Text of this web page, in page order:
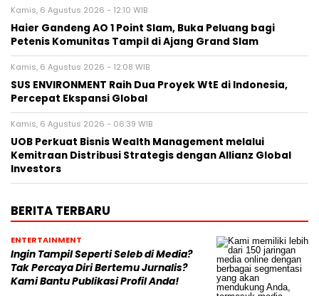
Kamis, 6 Agustus 2026 - 12:10 WIB
Haier Gandeng AO 1 Point Slam, Buka Peluang bagi
Petenis Komunitas Tampil di Ajang Grand Slam
Kamis, 6 Agustus 2026 - 12:08 WIB
SUS ENVIRONMENT Raih Dua Proyek WtE di Indonesia,
Percepat Ekspansi Global
Kamis, 6 Agustus 2026 - 06:39 WIB
UOB Perkuat Bisnis Wealth Management melalui
Kemitraan Distribusi Strategis dengan Allianz Global
Investors
BERITA TERBARU
ENTERTAINMENT
Ingin Tampil Seperti Seleb di Media?
Tak Percaya Diri Bertemu Jurnalis?
Kami Bantu Publikasi Profil Anda!